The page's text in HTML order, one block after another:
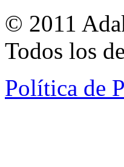
© 2011
Todos los
Política de